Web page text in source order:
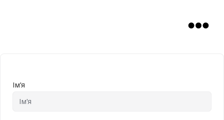
Ім'я